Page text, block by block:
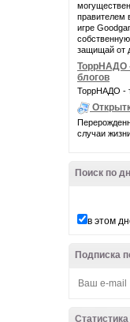
правителем
игре
защищай от
ТоррНАДО
блогов
ТоррНАДО -
случаи
Поиск по
в этом
Подписка
Статистика